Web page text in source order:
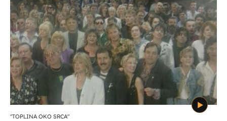
"TOPLINA OKO SRCA"